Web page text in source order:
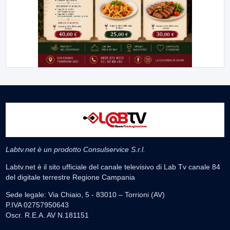
Labtv.net è un prodotto Consulservice S.r.l.
Labtv.net è il sito ufficiale del canale televisivo di Lab Tv canale 84
del digitale terrestre Regione Campania
Sede legale: Via Chiaio, 5 - 83010 – Torrioni (AV)
P.IVA 02757950643
Oscr. R.E.A. AV N.181151